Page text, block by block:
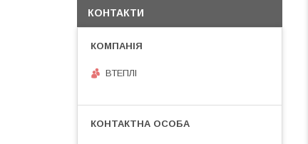
КОНТАКТИ
ВТЕПЛІ